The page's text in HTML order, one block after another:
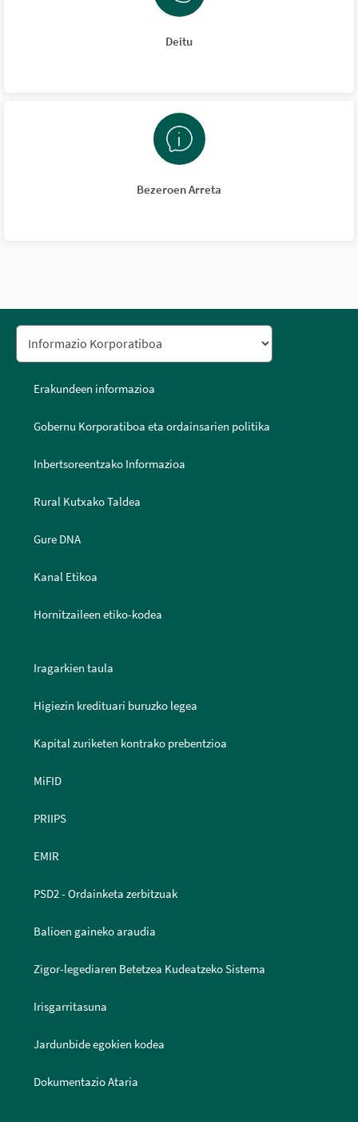
Deitu
Bezeroen Arreta
Erakundeen informazioa
Gobernu Korporatiboa eta ordainsarien politika
Inbertsoreentzako Informazioa
Rural Kutxako Taldea
Gure DNA
Kanal Etikoa
Hornitzaileen etiko-kodea
Iragarkien taula
Higiezin kredituari buruzko legea
Kapital zuriketen kontrako prebentzioa
MiFID
PRIIPS
EMIR
PSD2 - Ordainketa zerbitzuak
Balioen gaineko araudia
Zigor-legediaren Betetzea Kudeatzeko Sistema
Irisgarritasuna
Jardunbide egokien kodea
Dokumentazio Ataria